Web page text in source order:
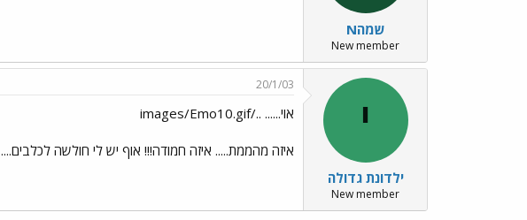
Nשמה
New member
י
ילדונת גדולה
New member
20/1/03
אוי...... ../images/Emo10.gif
איזה מהממת..... איזה חמודה!!! אוף יש לי חולשה לכלבים....